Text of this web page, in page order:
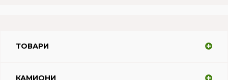
ТОВАРИ
КАМИОНИ